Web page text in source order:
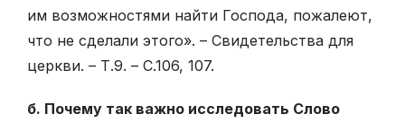
им возможностями найти Господа, пожалеют,
что не сделали этого». – Свидетельства для
церкви. – Т.9. – С.106, 107.
б. Почему так важно исследовать Слово